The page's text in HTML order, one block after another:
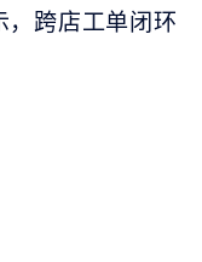
跨店工单闭环